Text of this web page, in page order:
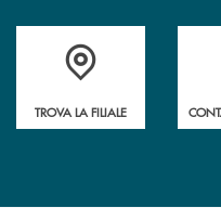
Accedi all' elenco completo
TROVA LA FILIALE